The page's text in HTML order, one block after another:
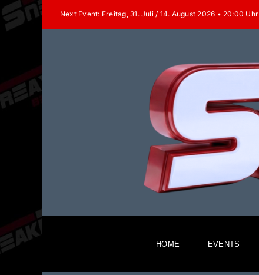
Zum
Inhalt
Next Event: Freitag, 31. Juli / 14. August 2026 • 20:00 Uhr
HOME EVENTS